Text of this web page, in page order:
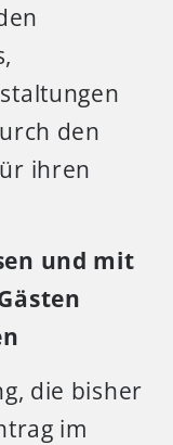
den
ihren
und mit
die bisher
im